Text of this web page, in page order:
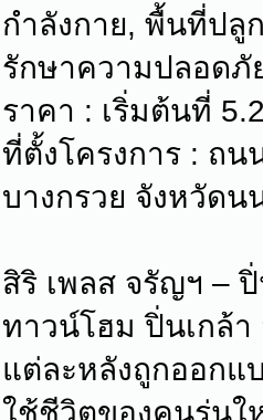
กำลังกาย, พื้นที่ปลู
รักษาความปลอดภั
ราคา : เริ่มต้นที่
ที่ตั้งโครงการ : ถน
บางกรวย จังหวัดน
สิริ เพลส จรัญฯ –
ทาวน์โฮม ปิ่นเกล้
แต่ละหลังถูกออกแ
ใช้ชีวิตของคนรุ่นใ